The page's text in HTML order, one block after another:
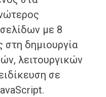
με 8
στη δημιουργία
λειτουργικών
σε